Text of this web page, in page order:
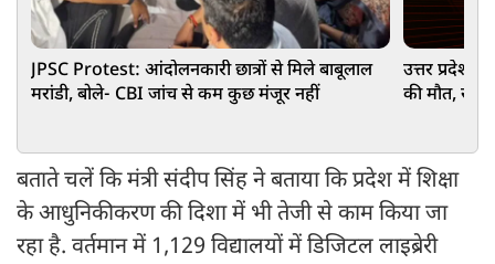
JPSC Protest: आंदोलनकारी छात्रों से मिले बाबूलाल
मरांडी, बोले- CBI जांच से कम कुछ मंजूर नहीं
उत्तर प्रदेश:
की मौत,
बताते चलें कि मंत्री संदीप सिंह ने बताया कि प्रदेश में शिक्षा
के आधुनिकीकरण की दिशा में भी तेजी से काम किया जा
रहा है. वर्तमान में 1,129 विद्यालयों में डिजिटल लाइब्रेरी